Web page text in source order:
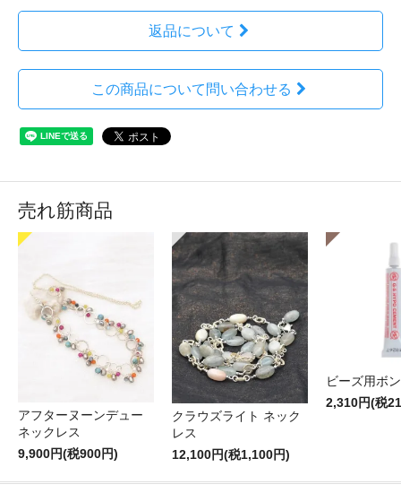
返品について
この商品について問い合わせる
売れ筋商品
アフターヌーンデュー
ネックレス
9,900円(税900円)
クラウズライト ネック
レス
12,100円(税1,100円)
ビーズ用ボ
2,310円(税